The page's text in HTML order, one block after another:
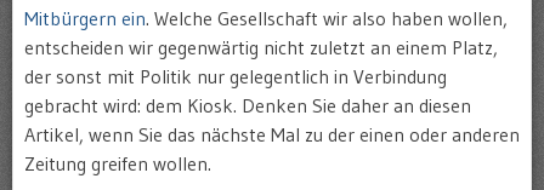
Mitbürgern ein. Welche Gesellschaft wir also haben wollen,
entscheiden wir gegenwärtig nicht zuletzt an einem Platz,
der sonst mit Politik nur gelegentlich in Verbindung
gebracht wird: dem Kiosk. Denken Sie daher an diesen
Artikel, wenn Sie das nächste Mal zu der einen oder anderen
Zeitung greifen wollen.